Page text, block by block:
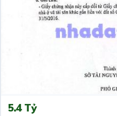
5.4 Tỷ